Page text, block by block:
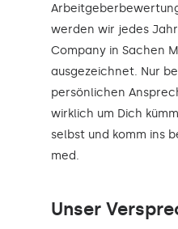
werden wir jedes
Company in Sachen
ausgezeichnet. Nur
persönlichen
wirklich um Dich
selbst und komm ins
med.
Unser